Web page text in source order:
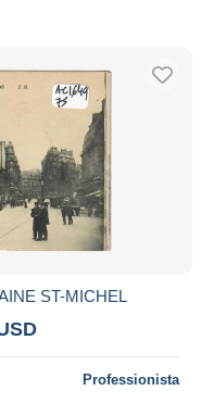
ST-MICHEL
Professionista